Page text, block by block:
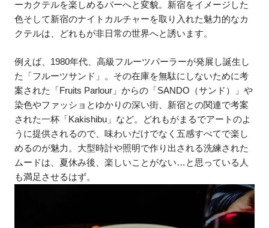
ーカクテルを楽しめるバーへと変貌。新宿をイメージした
色そして新宿のナイトカルチャーを取り入れた魅力的なカ
クテルは、どれもが非日常の世界へと誘います。
例えば、1980年代、高級フルーツパーラーが発展し誕生し
た「フルーツサンド」。その在庫を無駄にしないために考
案された「Fruits Parlour」からの「SANDO（サンド）」や
染色やファッショとゆかりの深い街、新宿との関連で考案
された一杯「Kakishibu」など。どれもがまるでアートのよ
うに提供されるので、味わいだけでなく五感すべてで楽し
めるのが魅力。大型時計や照明で作り出される洗練された
ムードは、夏休み後、楽しいことがない…と思っている人
も満足させるはず。